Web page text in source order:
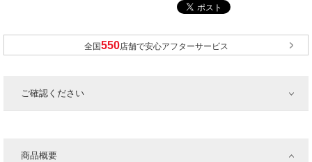
全国 店舗で安心アフターサービス
ご確認ください
商品概要